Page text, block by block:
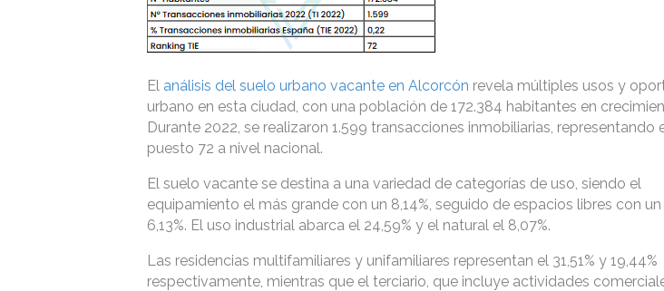
El análisis del suelo urbano vacante en Alcorcón revela múltiples usos y
urbano en esta ciudad, con una población de 172.384 habitantes en
Durante 2022, se realizaron 1.599 transacciones inmobiliarias, representando
puesto 72 a nivel nacional.
El suelo vacante se destina a una variedad de categorías de uso, siendo el
equipamiento el más grande con un 8,14%, seguido de espacios libres con un
6,13%. El uso industrial abarca el 24,59% y el natural el 8,07%.
Las residencias multifamiliares y unifamiliares representan el 31,51% y 19,44%
respectivamente, mientras que el terciario, que incluye actividades